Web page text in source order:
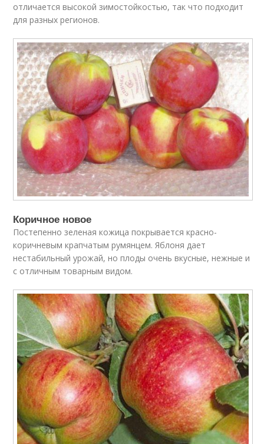
отличается высокой зимостойкостью, так что подходит
для разных регионов.
Коричное новое
Постепенно зеленая кожица покрывается красно-
коричневым крапчатым румянцем. Яблоня дает
нестабильный урожай, но плоды очень вкусные, нежные и
с отличным товарным видом.